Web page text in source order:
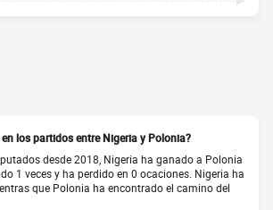
los partidos entre Nigeria y Polonia?
desde 2018, Nigeria ha ganado a Polonia
1 veces y ha perdido en 0 ocaciones. Nigeria ha
que Polonia ha encontrado el camino del